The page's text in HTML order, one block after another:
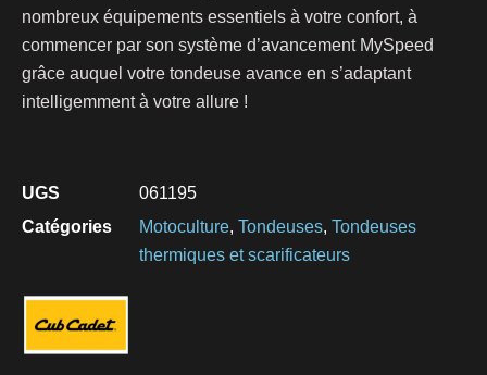
nombreux équipements essentiels à votre confort, à
commencer par son système d’avancement MySpeed
grâce auquel votre tondeuse avance en s’adaptant
intelligemment à votre allure !
UGS
061195
Catégories
Motoculture Tondeuses Tondeuses
thermiques et scarificateurs